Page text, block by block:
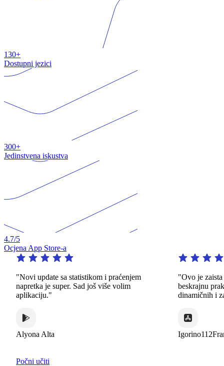
130+
Dostupni jezici
300+
Jedinstvena iskustva
4.7/5
Ocjena App Store-a
"Novi update sa statistikom i praćenjem
napretka je super. Sad još više volim
aplikaciju."
Alyona Alta
"Ovo je zaista
beskrajnu
dinamičnih i
Počni učiti